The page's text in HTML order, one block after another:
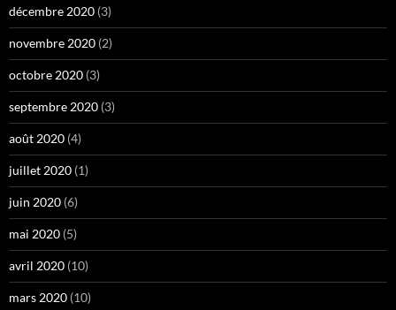
décembre 2020 (3)
novembre 2020 (2)
octobre 2020 (3)
septembre 2020 (3)
août 2020 (4)
juillet 2020 (1)
juin 2020 (6)
mai 2020 (5)
avril 2020 (10)
mars 2020 (10)